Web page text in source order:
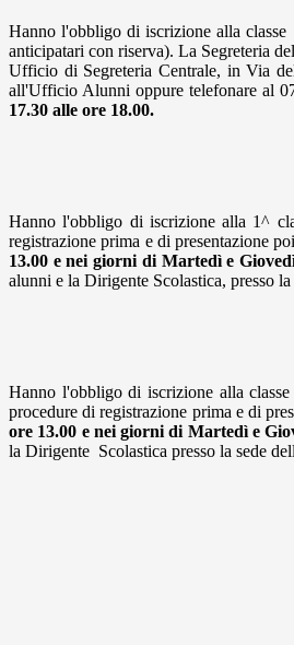
Hanno l'obbligo di iscrizione alla
anticipatari con riserva). La Segreteria
Ufficio di Segreteria Centrale, in Via
all'Ufficio Alunni oppure telefonare al
17.30 alle ore 18.00.
Hanno l'obbligo di iscrizione alla 1^
registrazione prima e di presentazione
13.00 e nei giorni di Martedì e
alunni e la Dirigente Scolastica, presso
Hanno l'obbligo di iscrizione alla
procedure di registrazione prima e di
ore 13.00 e nei giorni di Martedì e
la Dirigente Scolastica presso la sede